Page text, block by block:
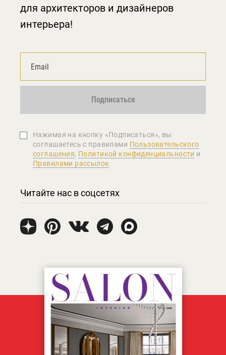
для архитекторов и дизайнеров
интерьера!
Подписаться
Нажимая на кнопку «Подписаться», вы
соглашаетеcь с правилами Пользовательского
соглашения, Политикой конфиденциальности и
Правилами рассылок
Читайте нас в соцсетях